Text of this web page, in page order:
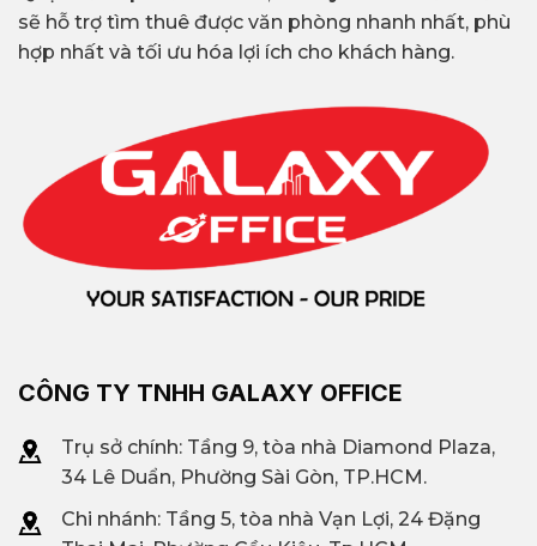
sẽ hỗ trợ tìm thuê được văn phòng nhanh nhất, phù
hợp nhất và tối ưu hóa lợi ích cho khách hàng.
CÔNG TY TNHH GALAXY OFFICE
Trụ sở chính: Tầng 9, tòa nhà Diamond Plaza,
34 Lê Duẩn, Phường Sài Gòn, TP.HCM.
Chi nhánh: Tầng 5, tòa nhà Vạn Lợi, 24 Đặng